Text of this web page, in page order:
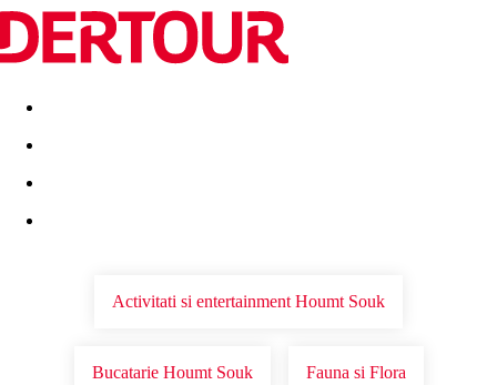
Destinatii Vacanta perfecta OFERTE DE NERATAT
Activitati si entertainment Houmt Souk
Bucatarie Houmt Souk Fauna si Flora